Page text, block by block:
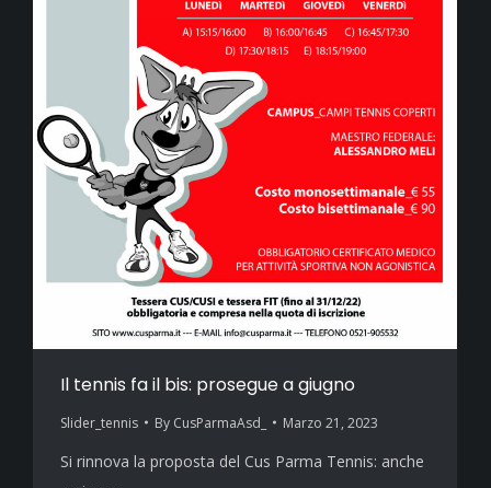
Il tennis fa il bis: prosegue a giugno
Slider_tennis By CusParmaAsd_ Marzo 21, 2023
Si rinnova la proposta del Cus Parma Tennis: anche